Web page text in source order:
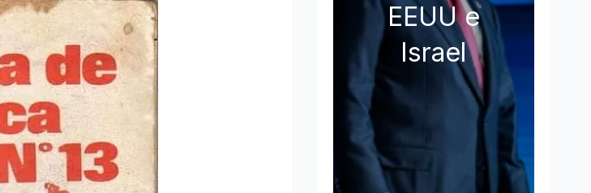
EEUU e
Israel